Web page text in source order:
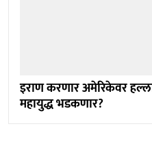
इराण करणार अमेरिकेवर
महायुद्ध भडकणार?